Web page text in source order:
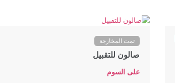
تمت المخارجة
صالون للتقبيل
على السوم